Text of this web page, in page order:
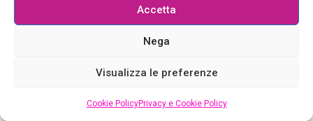
Accetta
Nega
Visualizza le preferenze
Cookie PolicyPrivacy e Cookie Policy
RSS
INSTAGRAM